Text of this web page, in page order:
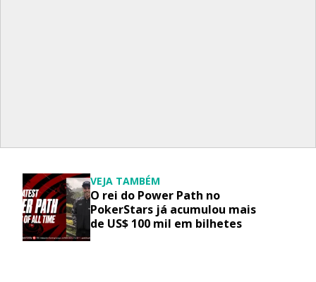
VEJA TAMBÉM
O rei do Power Path no
PokerStars já acumulou mais
de US$ 100 mil em bilhetes